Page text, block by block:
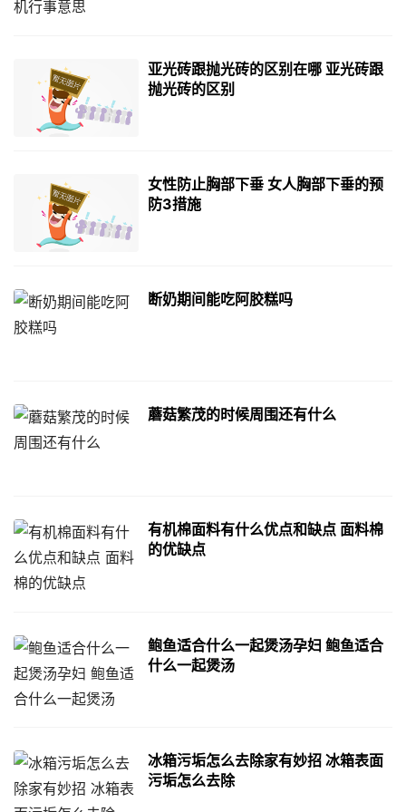
亚光砖跟抛光砖的区别在哪 亚光砖跟
抛光砖的区别
女性防止胸部下垂 女人胸部下垂的预
防3措施
断奶期间能吃阿胶糕吗
蘑菇繁茂的时候周围还有什么
有机棉面料有什么优点和缺点 面料棉
的优缺点
鲍鱼适合什么一起煲汤孕妇 鲍鱼适合
什么一起煲汤
冰箱污垢怎么去除家有妙招 冰箱表面
污垢怎么去除